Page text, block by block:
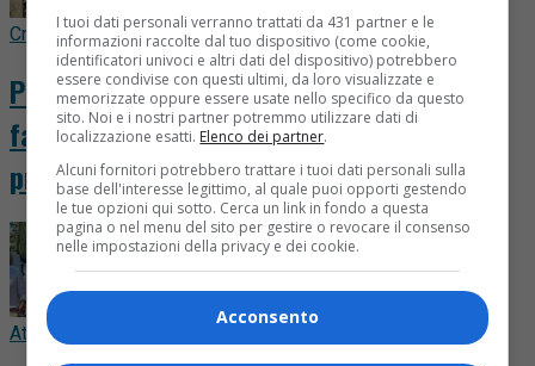
Cronaca19 ore fa
Principio d’incendio in appartamento,
famiglia salvata prima che le fiamme si
propagassero
Attualità
I tuoi dati personali verranno trattati da 431 partner e le
informazioni raccolte dal tuo dispositivo (come cookie,
identificatori univoci e altri dati del dispositivo) potrebbero
essere condivise con questi ultimi, da loro visualizzate e
memorizzate oppure essere usate nello specifico da questo
sito. Noi e i nostri partner potremmo utilizzare dati di
localizzazione esatti. Elenco dei partner.
Alcuni fornitori potrebbero trattare i tuoi dati personali sulla
base dell'interesse legittimo, al quale puoi opporti gestendo
le tue opzioni qui sotto. Cerca un link in fondo a questa
pagina o nel menu del sito per gestire o revocare il consenso
nelle impostazioni della privacy e dei cookie.
Acconsento